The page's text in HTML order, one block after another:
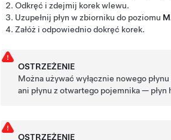
Odkręć i zdejmij korek wlewu.
Uzupełnij płyn w zbiorniku do poziomu
Załóż i odpowiednio dokręć korek.
OSTRZEŻENIE
Można używać wyłącznie nowego
ani płynu z otwartego pojemnika —
OSTRZEŻENIE